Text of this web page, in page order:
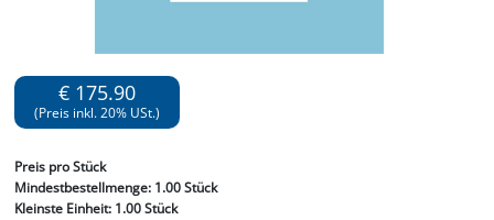
€ 175.90
(Preis inkl. 20% USt.)
Preis pro Stück
Mindestbestellmenge: 1.00 Stück
Kleinste Einheit:1.00 Stück